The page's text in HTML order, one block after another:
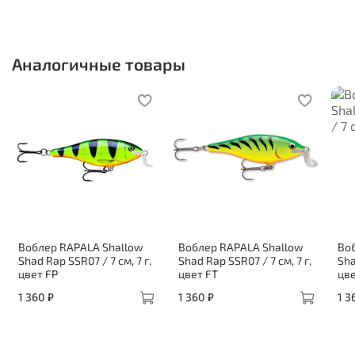
Аналогичные товары
Воблер RAPALA Shallow
Shad Rap SSR07 / 7 см, 7 г,
цвет FP
1 360 ₽
Воблер RAPALA Shallow
Shad Rap SSR07 / 7 см, 7 г,
цвет FT
1 360 ₽
1